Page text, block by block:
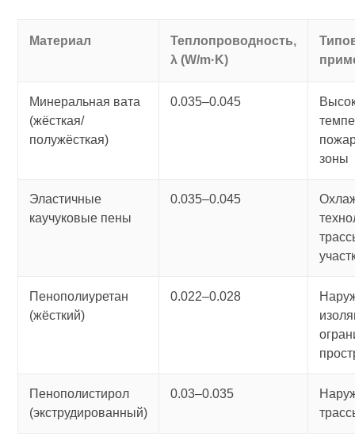
Материал
Теплопроводность,
λ (W/m·K)
Минеральная вата
(жёсткая/
полужёсткая)
0.035–0.045
зоны
Эластичные
каучуковые пены
0.035–0.045
Пенополиуретан
(жёсткий)
0.022–0.028
Пенополистирол
(экструдированный)
0.03–0.035